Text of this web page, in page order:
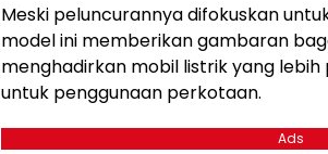
Meski peluncurannya difokuskan
model ini memberikan gambaran
menghadirkan mobil listrik yang
untuk penggunaan perkotaan.
Ads